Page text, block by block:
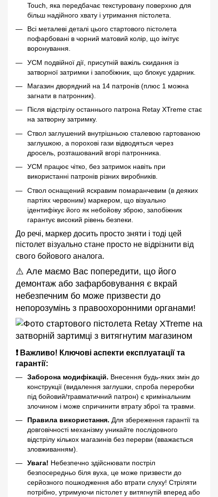
Touch, яка передбачає текстуровану поверхню для
більш надійного хвату і утримання пістолета.
Всі металеві деталі цього стартового пістолета
пофарбовані в чорний матовий колір, що імітує
воронування.
УСМ подвійної дії, присутній важіль скидання із
затворної затримки і запобіжник, що блокує ударник.
Магазин дворядний на 14 патронів (плюс 1 можна
загнати в патронник).
Після відстрілу останнього патрона Retay XTreme стає
на затворну затримку.
Ствол заглушений внутрішньою сталевою гартованою
заглушкою, а порохові гази відводяться через
дросель, розташований вгорі патронника.
УСМ працює чітко, без затримок навіть при
використанні патронів різних виробників.
Ствол оснащений яскравим помаранчевим (в деяких
партіях червоним) маркером, що візуально
ідентифікує його як небойову зброю, запобіжник
гарантує високий рівень безпеки.
До речі, маркер досить просто зняти і тоді цей
пістолет візуально стане просто не відрізнити від
свого бойового аналога.
⚠️ Але маємо Вас попередити, що його
демонтаж або зафарбовування є вкрай
небезпечним бо може призвести до
непорозумінь з правоохоронними органами!
❗ Важливо! Ключові аспекти експлуатації та
гарантії:
Заборона модифікацій. Внесення будь-яких змін до
конструкції (видалення заглушки, спроба переробки
під бойовий/травматичний патрон) є кримінальним
злочином і може спричинити втрату зброї та травми.
Правила використання. Для збереження гарантії та
довговічності механізму уникайте послідовного
відстрілу кількох магазинів без перерви (вважається
зловживанням).
Увага! Небезпечно здійснювати постріл
безпосередньо біля вуха, це може призвести до
серйозного пошкодження або втрати слуху! Стріляти
потрібно, утримуючи пістолет у витягнутій вперед або